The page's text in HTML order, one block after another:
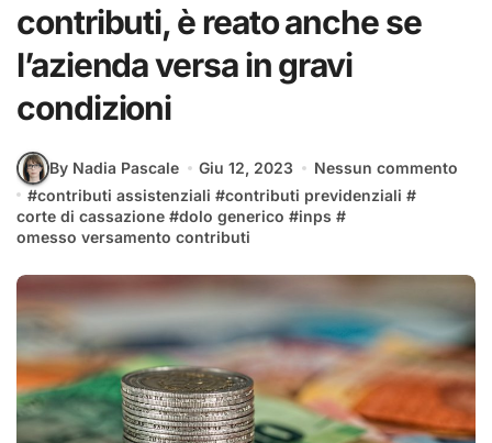
contributi, è reato anche se
l’azienda versa in gravi
condizioni
By Nadia Pascale Giu 12, 2023
Nessun commento
#contributi assistenziali #contributi previdenziali #
corte di cassazione #dolo generico #inps #
omesso versamento contributi